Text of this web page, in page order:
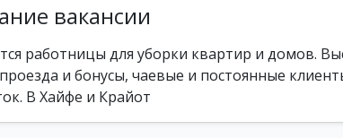
вакансии
работницы для уборки квартир и домов.
и бонусы, чаевые и постоянные
В Хайфе и Крайот